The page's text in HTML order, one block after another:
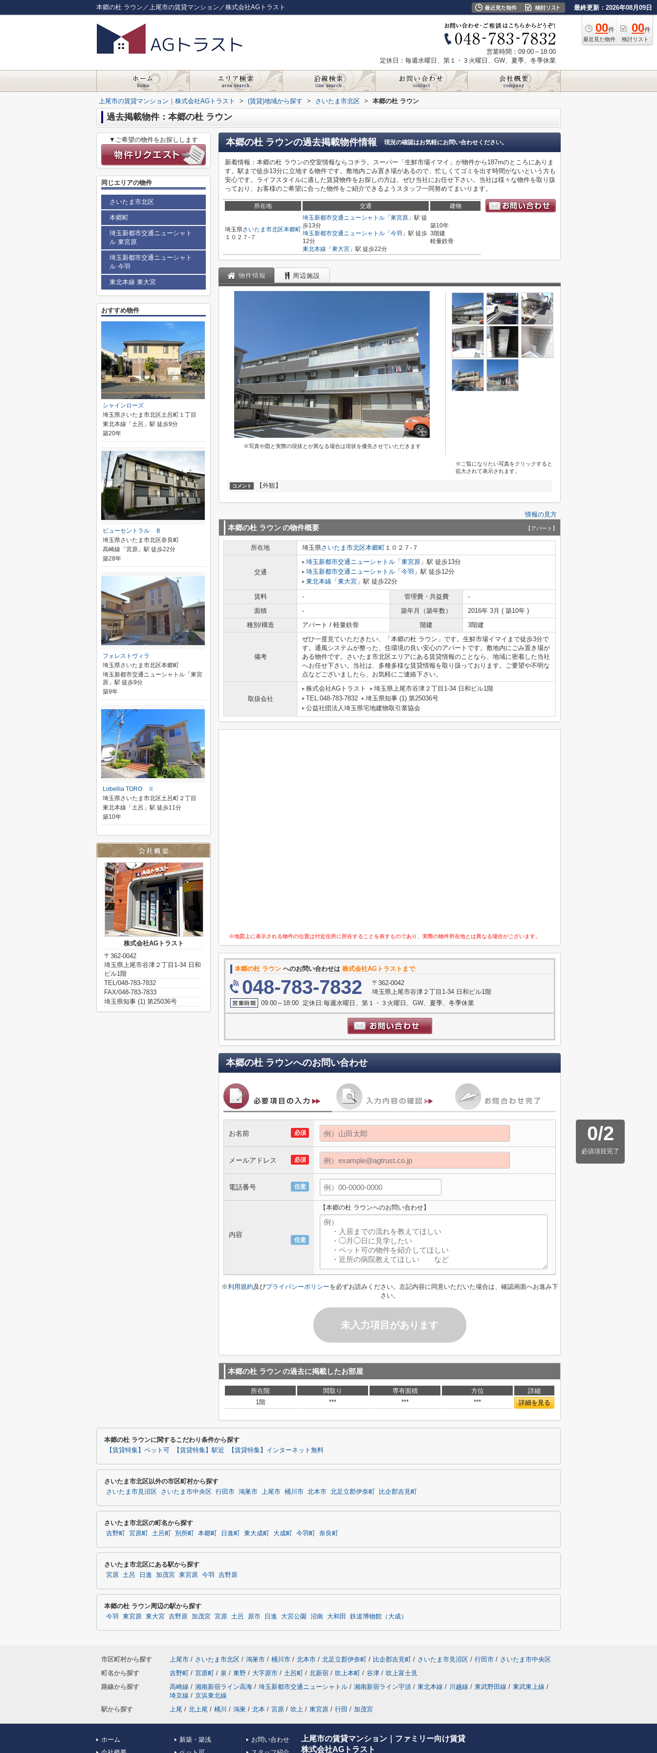
本郷の杜 ラウン／上尾市の賃貸マンション／株式会社AGトラスト 最終更新：2026年08月09日
00件
最近見た物件
00件
検討リスト
営業時間：09:00～18:00
定休日：毎週水曜日、第１・３火曜日、GW、夏季、冬季休業
上尾市の賃貸マンション｜株式会社AGトラスト > (賃貸)地域から探す > さいたま市北区 > 本郷の杜 ラウン
過去掲載物件：本郷の杜 ラウン
本郷の杜 ラウンの過去掲載物件情報 現況の確認はお気軽にお問い合わせください。
新着情報：本郷の杜 ラウンの空室情報ならコチラ。スーパー「生鮮市場イマイ」が物件から187mのところにありま
す。駅まで徒歩13分に立地する物件です。敷地内ごみ置き場があるので、忙しくてゴミを出す時間がないという方も
安心です。ライフスタイルに適した賃貸物件をお探しの方は、ぜひ当社にお任せ下さい。当社は様々な物件を取り扱
っており、お客様のご希望に合った物件をご紹介できるようスタッフ一同努めてまいります。
所在地 交通 建物
埼玉県さいたま市北区本郷町
１０２７-７
埼玉新都市交通ニューシャトル 「 東宮原 」駅 徒
歩13分
埼玉新都市交通ニューシャトル 「 今羽 」駅 徒歩
12分
東北本線 「 東大宮 」駅 徒歩22分
築10年
3階建
軽量鉄骨
物件情報 周辺施設
※写真や図と実際の現状とが異なる場合は現状を優先させていただきます
※ご覧になりたい写真をクリックすると
拡大されて表示されます。
コメント 【外観】
情報の見方
本郷の杜 ラウンの物件概要 【アパート】
所在地 埼玉県さいたま市北区本郷町 １０２７-７
交通
埼玉新都市交通ニューシャトル 「 東宮原 」駅 徒歩13分
埼玉新都市交通ニューシャトル 「 今羽 」駅 徒歩12分
東北本線 「 東大宮 」駅 徒歩22分
賃料 - 管理費・共益費
-
面積
- 築年月（築年数）
2016年 3月 ( 築10年 )
種別/構造
アパート / 軽量鉄骨 階建 3階建
備考
ぜひ一度見ていただきたい、「本郷の杜 ラウン」です。生鮮市場イマイまで徒歩3分で
す。通風システムが整った、住環境の良い安心のアパートです。敷地内にごみ置き場が
ある物件です。さいたま市北区エリアにある賃貸情報のことなら、地域に密着した当社
へお任せ下さい。当社は、多種多様な賃貸情報を取り扱っております。ご要望や不明な
点などございましたら、お気軽にご連絡下さい。
取扱会社
株式会社AGトラスト
埼玉県上尾市谷津２丁目1-34 日和ビル1階
TEL:048-783-7832
埼玉県知事 (1) 第25036号
公益社団法人埼玉県宅地建物取引業協会
※地図上に表示される物件の位置は付近住所に所在することを表すものであり、実際の物件所在地とは異なる場合がございます。
本郷の杜 ラウン へのお問い合わせは 株式会社AGトラストまで
048-783-7832
〒362-0042
埼玉県上尾市谷津２丁目1-34 日和ビル1階
09:00～18:00 定休日:毎週水曜日、第１・３火曜日、GW、夏季、冬季休業
本郷の杜 ラウンへのお問い合わせ
0/2
必須項目完了
必須
お名前
必須
メールアドレス
任意
電話番号
任意
内容
【本郷の杜 ラウンへのお問い合わせ】
※利用規約及びプライバシーポリシーを必ずお読みください。左記内容に同意いただいた場合は、確認画面へお進み下
さい。
未入力項目があります
本郷の杜 ラウンの過去に掲載したお部屋
所在階 間取り 専有面積 方位
詳細
1階
*** *** *** 詳細を見る
▼ご希望の物件をお探しします
同じエリアの物件
さいたま市北区
本郷町
埼玉新都市交通ニューシャト
ル 東宮原
埼玉新都市交通ニューシャト
ル 今羽
東北本線 東大宮
おすすめ物件
シャインローズ
埼玉県さいたま市北区土呂町１丁目
東北本線「土呂」駅 徒歩9分
築20年
ビューセントラル Ｂ
埼玉県さいたま市北区奈良町
高崎線「宮原」駅 徒歩22分
築28年
フォレストヴィラ
埼玉県さいたま市北区本郷町
埼玉新都市交通ニューシャトル「東宮
原」駅 徒歩9分
築9年
Lobellia TORO Ⅱ
埼玉県さいたま市北区土呂町２丁目
東北本線「土呂」駅 徒歩11分
築10年
株式会社AGトラスト
〒362-0042
埼玉県上尾市谷津２丁目1-34 日和
ビル1階
TEL/048-783-7832
FAX/048-783-7833
埼玉県知事 (1) 第25036号
本郷の杜 ラウンに関するこだわり条件から探す
【賃貸特集】ペット可 【賃貸特集】駅近 【賃貸特集】インターネット無料
さいたま市北区以外の市区町村から探す
さいたま市見沼区 さいたま市中央区 行田市 鴻巣市 上尾市 桶川市 北本市 北足立郡伊奈町 比企郡吉見町
さいたま市北区の町名から探す
吉野町 宮原町 土呂町 別所町 本郷町 日進町 東大成町 大成町 今羽町 奈良町
さいたま市北区にある駅から探す
宮原 土呂 日進 加茂宮 東宮原 今羽 吉野原
本郷の杜 ラウン周辺の駅から探す
今羽 東宮原 東大宮 吉野原 加茂宮 宮原 土呂 原市 日進 大宮公園 沼南 大和田 鉄道博物館（大成）
市区町村から探す 上尾市 / さいたま市北区 / 鴻巣市 / 桶川市 / 北本市 / 北足立郡伊奈町 / 比企郡吉見町 / さいたま市見沼区 / 行田市 / さいたま市中央区
町名から探す
吉野町 / 宮原町 / 泉 / 東野 / 大字原市 / 土呂町 / 北新宿 / 吹上本町 / 谷津 / 吹上富士見
路線から探す
高崎線 / 湘南新宿ライン高海 / 埼玉新都市交通ニューシャトル / 湘南新宿ライン宇須 / 東北本線 / 川越線 / 東武野田線 / 東武東上線 /
埼京線 / 京浜東北線
駅から探す
上尾 / 北上尾 / 桶川 / 鴻巣 / 北本 / 宮原 / 吹上 / 東宮原 / 行田 / 加茂宮
ホーム
新築・築浅
お問い合わせ
上尾市の賃貸マンション｜ファミリー向け賃貸
株式会社AGトラスト